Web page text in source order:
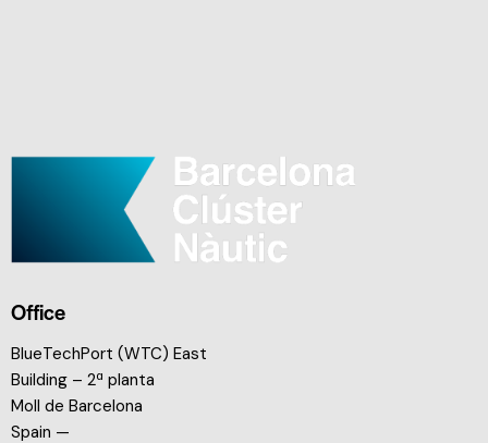
Office
BlueTechPort (WTC) East
Building – 2ª planta
Moll de Barcelona
Spain —